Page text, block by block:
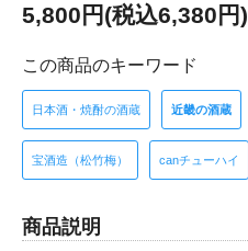
5,800円(税込6,380円)
この商品のキーワード
日本酒・焼酎の酒蔵 近畿の酒蔵
宝酒造（松竹梅） canチューハイ
商品説明